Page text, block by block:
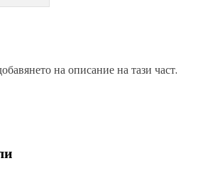
на описание на тази част.